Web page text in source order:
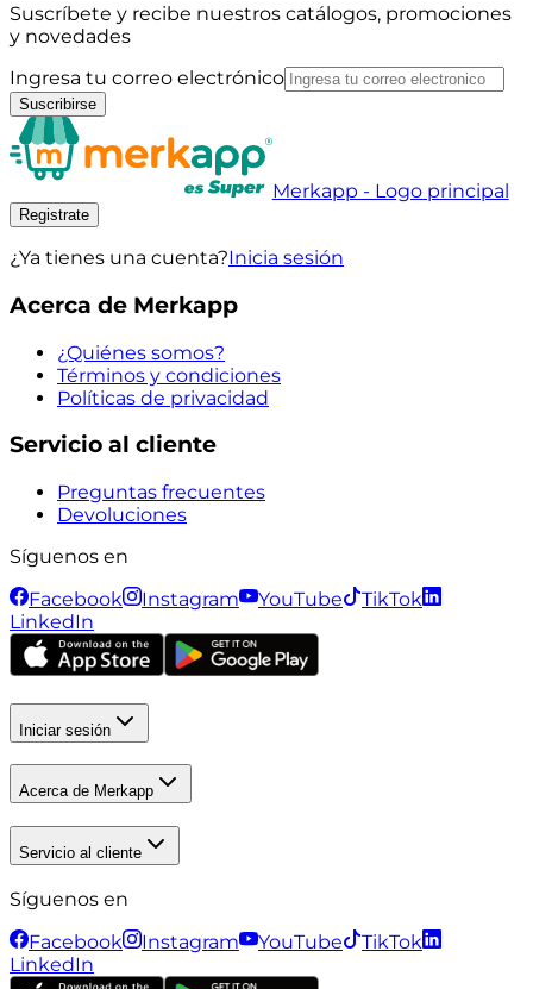
Suscríbete y recibe nuestros catálogos, promociones
y novedades
Ingresa tu correo electrónico
Suscribirse
Merkapp - Logo principal
Registrate
¿Ya tienes una cuenta?Inicia sesión
Acerca de Merkapp
¿Quiénes somos?
Términos y condiciones
Políticas de privacidad
Servicio al cliente
Preguntas frecuentes
Devoluciones
Síguenos en
Facebook
Instagram YouTube
TikTok
LinkedIn
Iniciar sesión
Acerca de Merkapp
Servicio al cliente
Síguenos en
Facebook
Instagram YouTube
TikTok
LinkedIn